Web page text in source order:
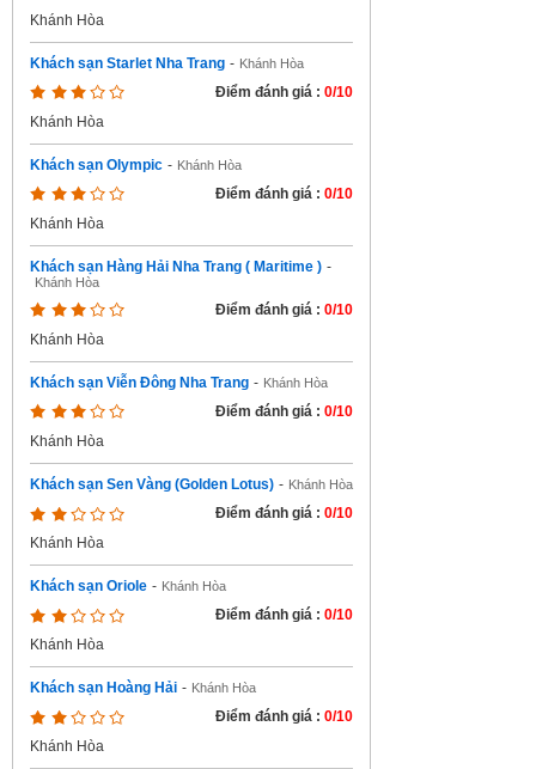
Khánh Hòa
Khách sạn Starlet Nha Trang - Khánh Hòa
Điểm đánh giá : 0/10
Khánh Hòa
Khách sạn Olympic - Khánh Hòa
Điểm đánh giá : 0/10
Khánh Hòa
Khách sạn Hàng Hải Nha Trang ( Maritime ) -
Khánh Hòa
Điểm đánh giá : 0/10
Khánh Hòa
Khách sạn Viễn Đông Nha Trang - Khánh Hòa
Điểm đánh giá : 0/10
Khánh Hòa
Khách sạn Sen Vàng (Golden Lotus) - Khánh Hòa
Điểm đánh giá : 0/10
Khánh Hòa
Khách sạn Oriole - Khánh Hòa
Điểm đánh giá : 0/10
Khánh Hòa
Khách sạn Hoàng Hải - Khánh Hòa
Điểm đánh giá : 0/10
Khánh Hòa